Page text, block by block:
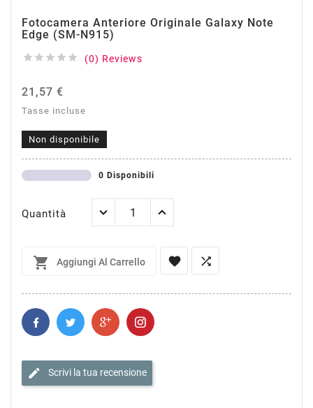
Fotocamera Anteriore Originale Galaxy Note
Edge (SM-N915)
     (0) Reviews
21,57 €
Tasse incluse
Non disponibile
0 Disponibili
Quantità
 Aggiungi Al Carrello  
edit Scrivi la tua recensione